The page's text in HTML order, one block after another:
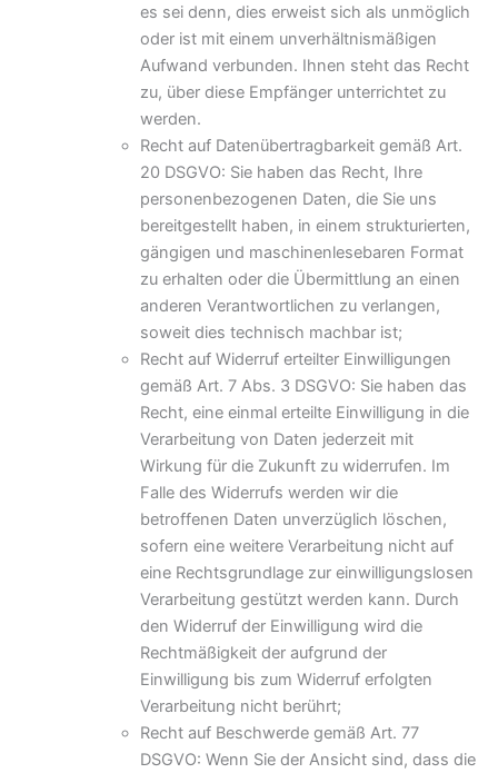
es sei denn, dies erweist sich als unmöglich
oder ist mit einem unverhältnismäßigen
Aufwand verbunden. Ihnen steht das Recht
zu, über diese Empfänger unterrichtet zu
werden.
Recht auf Datenübertragbarkeit gemäß Art.
20 DSGVO: Sie haben das Recht, Ihre
personenbezogenen Daten, die Sie uns
bereitgestellt haben, in einem strukturierten,
gängigen und maschinenlesebaren Format
zu erhalten oder die Übermittlung an einen
anderen Verantwortlichen zu verlangen,
soweit dies technisch machbar ist;
Recht auf Widerruf erteilter Einwilligungen
gemäß Art. 7 Abs. 3 DSGVO: Sie haben das
Recht, eine einmal erteilte Einwilligung in die
Verarbeitung von Daten jederzeit mit
Wirkung für die Zukunft zu widerrufen. Im
Falle des Widerrufs werden wir die
betroffenen Daten unverzüglich löschen,
sofern eine weitere Verarbeitung nicht auf
eine Rechtsgrundlage zur einwilligungslosen
Verarbeitung gestützt werden kann. Durch
den Widerruf der Einwilligung wird die
Rechtmäßigkeit der aufgrund der
Einwilligung bis zum Widerruf erfolgten
Verarbeitung nicht berührt;
Recht auf Beschwerde gemäß Art. 77
DSGVO: Wenn Sie der Ansicht sind, dass die